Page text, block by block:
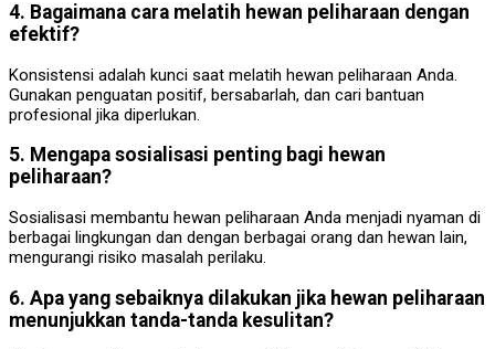
4. Bagaimana cara melatih hewan peliharaan dengan
efektif?
Konsistensi adalah kunci saat melatih hewan peliharaan Anda.
Gunakan penguatan positif, bersabarlah, dan cari bantuan
profesional jika diperlukan.
5. Mengapa sosialisasi penting bagi hewan
peliharaan?
Sosialisasi membantu hewan peliharaan Anda menjadi nyaman di
berbagai lingkungan dan dengan berbagai orang dan hewan lain,
mengurangi risiko masalah perilaku.
6. Apa yang sebaiknya dilakukan jika hewan peliharaan
menunjukkan tanda-tanda kesulitan?